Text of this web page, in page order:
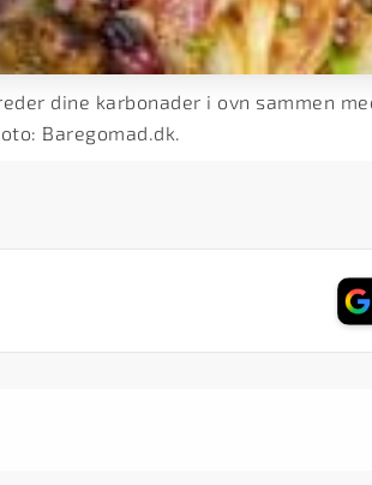
dine karbonader i ovn sammen
Baregomad.dk.